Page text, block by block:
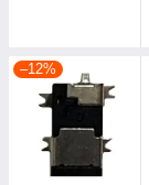
–12%